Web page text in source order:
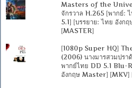
Masters of the
จักรวาล H.265 [พากย์:
5.1] [บรรยาย: ไทย อังก
[MASTER]
[1080p Super HQ]
(2006) นางมารสวมปรา
พากย์ไทย DD 5.1 Blu-
อังกฤษ Master] [MKV]